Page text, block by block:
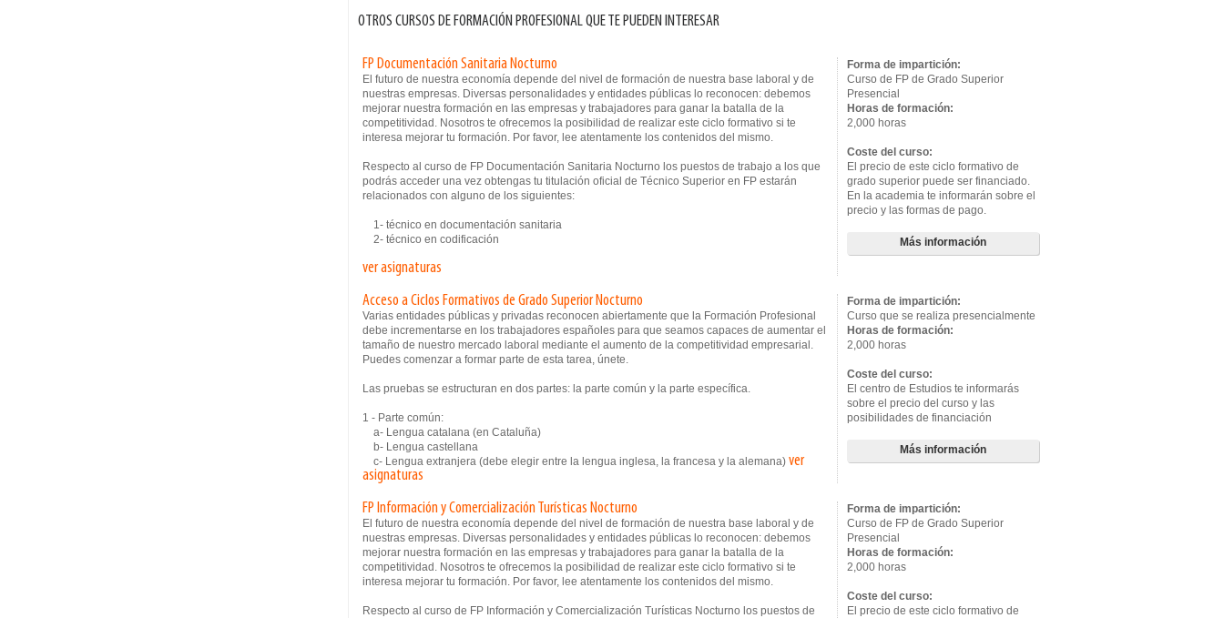
OTROS CURSOS DE FORMACIÓN PROFESIONAL QUE TE PUEDEN INTERESAR
FP Documentación Sanitaria Nocturno
El futuro de nuestra economía depende del nivel de formación de nuestra base laboral y de
nuestras empresas. Diversas personalidades y entidades públicas lo reconocen: debemos
mejorar nuestra formación en las empresas y trabajadores para ganar la batalla de la
competitividad. Nosotros te ofrecemos la posibilidad de realizar este ciclo formativo si te
interesa mejorar tu formación. Por favor, lee atentamente los contenidos del mismo.
Respecto al curso de FP Documentación Sanitaria Nocturno los puestos de trabajo a los que
podrás acceder una vez obtengas tu titulación oficial de Técnico Superior en FP estarán
relacionados con alguno de los siguientes:
1- técnico en documentación sanitaria
2- técnico en codificación
ver asignaturas
Forma de impartición:
Curso de FP de Grado Superior
Presencial
Horas de formación:
2,000 horas
Coste del curso:
El precio de este ciclo formativo de
grado superior puede ser financiado.
En la academia te informarán sobre el
precio y las formas de pago.
Más información
Acceso a Ciclos Formativos de Grado Superior Nocturno
Varias entidades públicas y privadas reconocen abiertamente que la Formación Profesional
debe incrementarse en los trabajadores españoles para que seamos capaces de aumentar el
tamaño de nuestro mercado laboral mediante el aumento de la competitividad empresarial.
Puedes comenzar a formar parte de esta tarea, únete.
Las pruebas se estructuran en dos partes: la parte común y la parte específica.
1 - Parte común:
a- Lengua catalana (en Cataluña)
b- Lengua castellana
c- Lengua extranjera (debe elegir entre la lengua inglesa, la francesa y la alemana) ver
asignaturas
Forma de impartición:
Curso que se realiza presencialmente
Horas de formación:
2,000 horas
Coste del curso:
El centro de Estudios te informarás
sobre el precio del curso y las
posibilidades de financiación
Más información
FP Información y Comercialización Turísticas Nocturno
El futuro de nuestra economía depende del nivel de formación de nuestra base laboral y de
nuestras empresas. Diversas personalidades y entidades públicas lo reconocen: debemos
mejorar nuestra formación en las empresas y trabajadores para ganar la batalla de la
competitividad. Nosotros te ofrecemos la posibilidad de realizar este ciclo formativo si te
interesa mejorar tu formación. Por favor, lee atentamente los contenidos del mismo.
Respecto al curso de FP Información y Comercialización Turísticas Nocturno los puestos de
Forma de impartición:
Curso de FP de Grado Superior
Presencial
Horas de formación:
2,000 horas
Coste del curso:
El precio de este ciclo formativo de